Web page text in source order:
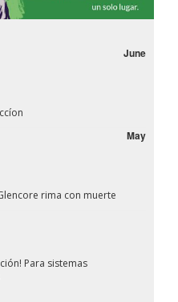
June
May
rima con muerte
Para sistemas